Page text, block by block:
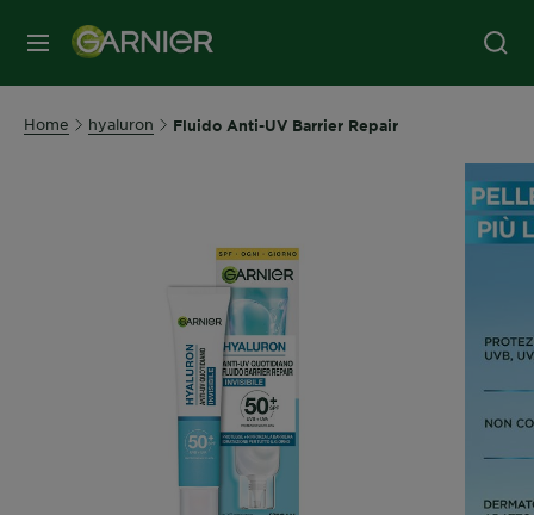
MENU
Home hyaluron Fluido Anti-UV Barrier Repair